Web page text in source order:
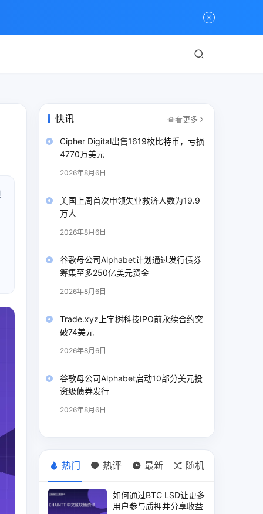
快讯 查看更多
Cipher Digital出售1619枚比特币，亏损
4770万美元
2026年8月6日
美国上周首次申领失业救济人数为19.9
万人
2026年8月6日
谷歌母公司Alphabet计划通过发行债券
筹集至多250亿美元资金
2026年8月6日
Trade.xyz上宇树科技IPO前永续合约突
破74美元
2026年8月6日
谷歌母公司Alphabet启动10部分美元投
资级债券发行
2026年8月6日
热门 热评 最新 随机
如何通过BTC LSD让更多
用户参与质押并分享收益